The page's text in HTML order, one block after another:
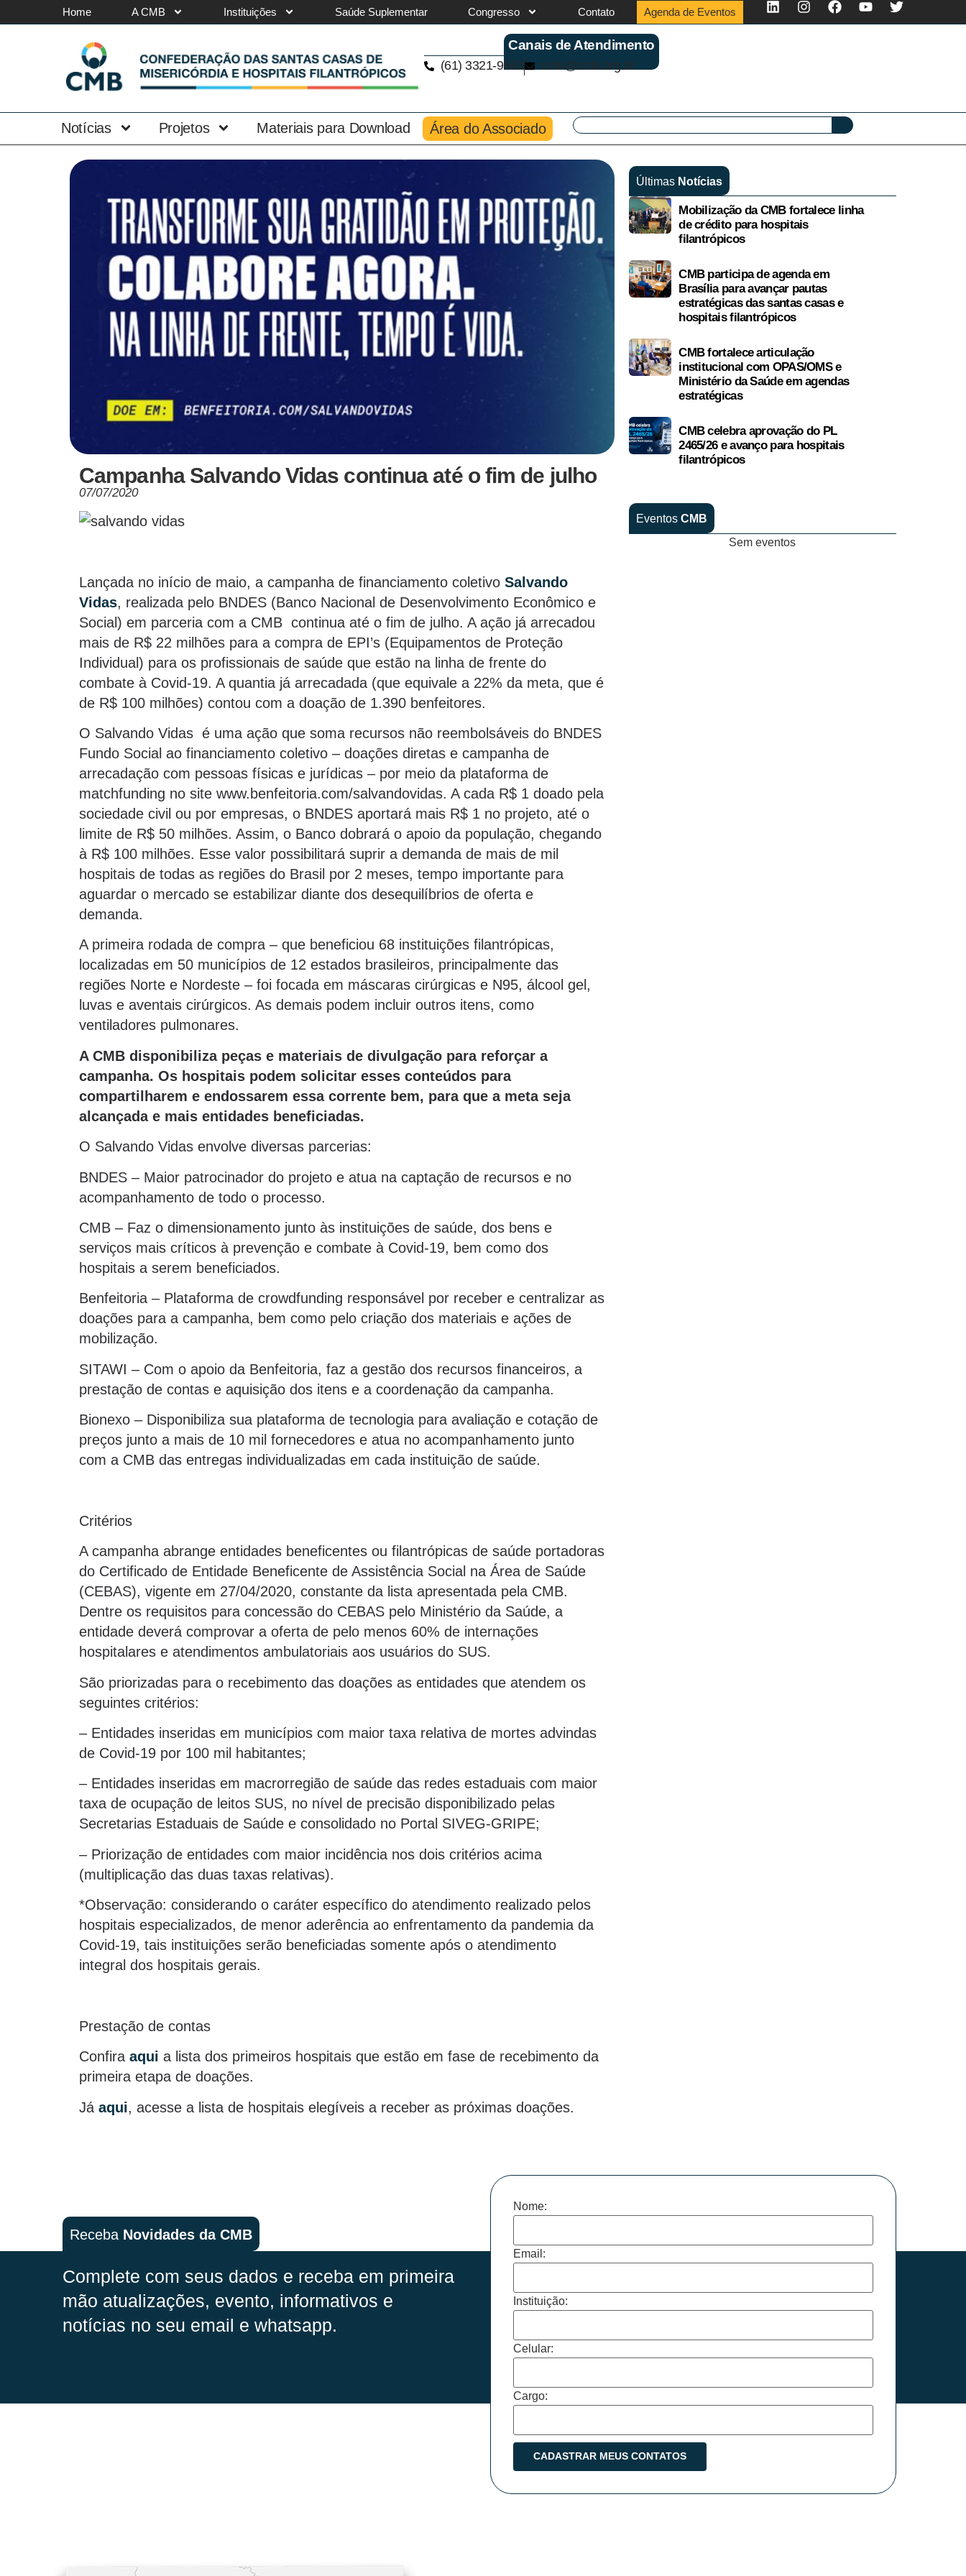
Home A CMB Instituições Saúde Suplementar Congresso Contato Agenda de Eventos
Canais de Atendimento
(61) 3321-9563 cmb@cmb.org.br
Notícias Projetos Materiais para Download Área do Associado
Campanha Salvando Vidas continua até o fim de julho
07/07/2020
Lançada no início de maio, a campanha de financiamento coletivo Salvando
Vidas, realizada pelo BNDES (Banco Nacional de Desenvolvimento Econômico e
Social) em parceria com a CMB continua até o fim de julho. A ação já arrecadou
mais de R$ 22 milhões para a compra de EPI’s (Equipamentos de Proteção
Individual) para os profissionais de saúde que estão na linha de frente do
combate à Covid-19. A quantia já arrecadada (que equivale a 22% da meta, que é
de R$ 100 milhões) contou com a doação de 1.390 benfeitores.
O Salvando Vidas é uma ação que soma recursos não reembolsáveis do BNDES
Fundo Social ao financiamento coletivo – doações diretas e campanha de
arrecadação com pessoas físicas e jurídicas – por meio da plataforma de
matchfunding no site www.benfeitoria.com/salvandovidas. A cada R$ 1 doado pela
sociedade civil ou por empresas, o BNDES aportará mais R$ 1 no projeto, até o
limite de R$ 50 milhões. Assim, o Banco dobrará o apoio da população, chegando
à R$ 100 milhões. Esse valor possibilitará suprir a demanda de mais de mil
hospitais de todas as regiões do Brasil por 2 meses, tempo importante para
aguardar o mercado se estabilizar diante dos desequilíbrios de oferta e
demanda.
A primeira rodada de compra – que beneficiou 68 instituições filantrópicas,
localizadas em 50 municípios de 12 estados brasileiros, principalmente das
regiões Norte e Nordeste – foi focada em máscaras cirúrgicas e N95, álcool gel,
luvas e aventais cirúrgicos. As demais podem incluir outros itens, como
ventiladores pulmonares.
A CMB disponibiliza peças e materiais de divulgação para reforçar a
campanha. Os hospitais podem solicitar esses conteúdos para
compartilharem e endossarem essa corrente bem, para que a meta seja
alcançada e mais entidades beneficiadas.
O Salvando Vidas envolve diversas parcerias:
BNDES – Maior patrocinador do projeto e atua na captação de recursos e no
acompanhamento de todo o processo.
CMB – Faz o dimensionamento junto às instituições de saúde, dos bens e
serviços mais críticos à prevenção e combate à Covid-19, bem como dos
hospitais a serem beneficiados.
Benfeitoria – Plataforma de crowdfunding responsável por receber e centralizar as
doações para a campanha, bem como pelo criação dos materiais e ações de
mobilização.
SITAWI – Com o apoio da Benfeitoria, faz a gestão dos recursos financeiros, a
prestação de contas e aquisição dos itens e a coordenação da campanha.
Bionexo – Disponibiliza sua plataforma de tecnologia para avaliação e cotação de
preços junto a mais de 10 mil fornecedores e atua no acompanhamento junto
com a CMB das entregas individualizadas em cada instituição de saúde.
Critérios
A campanha abrange entidades beneficentes ou filantrópicas de saúde portadoras
do Certificado de Entidade Beneficente de Assistência Social na Área de Saúde
(CEBAS), vigente em 27/04/2020, constante da lista apresentada pela CMB.
Dentre os requisitos para concessão do CEBAS pelo Ministério da Saúde, a
entidade deverá comprovar a oferta de pelo menos 60% de internações
hospitalares e atendimentos ambulatoriais aos usuários do SUS.
São priorizadas para o recebimento das doações as entidades que atendem os
seguintes critérios:
– Entidades inseridas em municípios com maior taxa relativa de mortes advindas
de Covid-19 por 100 mil habitantes;
– Entidades inseridas em macrorregião de saúde das redes estaduais com maior
taxa de ocupação de leitos SUS, no nível de precisão disponibilizado pelas
Secretarias Estaduais de Saúde e consolidado no Portal SIVEG-GRIPE;
– Priorização de entidades com maior incidência nos dois critérios acima
(multiplicação das duas taxas relativas).
*Observação: considerando o caráter específico do atendimento realizado pelos
hospitais especializados, de menor aderência ao enfrentamento da pandemia da
Covid-19, tais instituições serão beneficiadas somente após o atendimento
integral dos hospitais gerais.
Prestação de contas
Confira aqui a lista dos primeiros hospitais que estão em fase de recebimento da
primeira etapa de doações.
Já aqui, acesse a lista de hospitais elegíveis a receber as próximas doações.
Últimas Notícias
Mobilização da CMB fortalece linha
de crédito para hospitais
filantrópicos
CMB participa de agenda em
Brasília para avançar pautas
estratégicas das santas casas e
hospitais filantrópicos
CMB fortalece articulação
institucional com OPAS/OMS e
Ministério da Saúde em agendas
estratégicas
CMB celebra aprovação do PL
2465/26 e avanço para hospitais
filantrópicos
Eventos CMB
Sem eventos
Receba Novidades da CMB
Complete com seus dados e receba em primeira
mão atualizações, evento, informativos e
notícias no seu email e whatsapp.
Nome:
Email:
Instituição:
Celular:
Cargo: